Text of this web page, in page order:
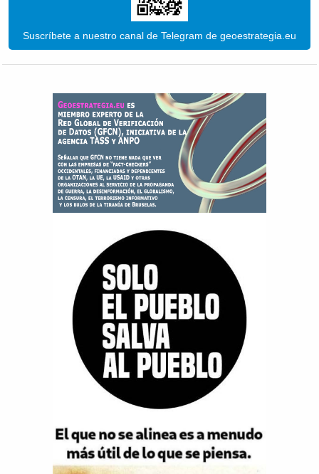
Suscríbete a nuestro canal de Telegram de geoestrategia.eu